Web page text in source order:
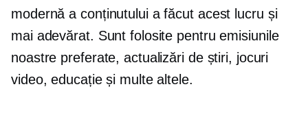
modernă a conținutului a făcut acest lucru și
mai adevărat. Sunt folosite pentru emisiunile
noastre preferate, actualizări de știri, jocuri
video, educație și multe altele.